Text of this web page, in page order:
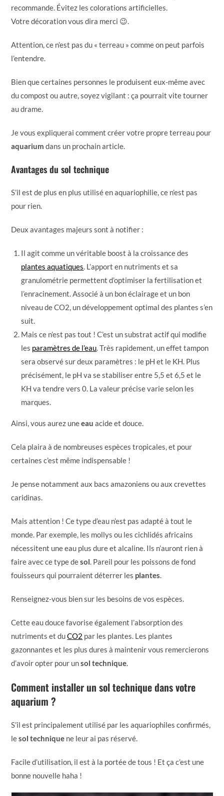
recommande. Évitez les colorations artificielles.
Votre décoration vous dira merci 😉.
Attention, ce n’est pas du « terreau » comme on peut parfois
l’entendre.
Bien que certaines personnes le produisent eux-même avec
du compost ou autre, soyez vigilant : ça pourrait vite tourner
au drame.
Je vous expliquerai comment créer votre propre terreau pour
aquarium dans un prochain article.
Avantages du sol technique
S’il est de plus en plus utilisé en aquariophilie, ce n’est pas
pour rien.
Deux avantages majeurs sont à notifier :
Il agit comme un véritable boost à la croissance des
plantes aquatiques. L’apport en nutriments et sa
granulométrie permettent d’optimiser la fertilisation et
l’enracinement. Associé à un bon éclairage et un bon
niveau de CO2, un développement optimal des plantes s’en
suit.
Mais ce n’est pas tout ! C’est un substrat actif qui modifie
les paramètres de l’eau. Très rapidement, un effet tampon
sera observé sur deux paramètres : le pH et le KH. Plus
précisément, le pH va se stabiliser entre 5,5 et 6,5 et le
KH va tendre vers 0. La valeur précise varie selon les
marques.
Ainsi, vous aurez uneeau acide et douce.
Cela plaira à de nombreuses espèces tropicales, et pour
certaines c’est même indispensable !
Je pense notamment aux bacs amazoniens ou aux crevettes
caridinas.
Mais attention ! Ce type d’eau n’est pas adapté à tout le
monde. Par exemple, les mollys ou les cichlidés africains
nécessitent une eau plus dure et alcaline. Ils n’auront rien à
faire avec ce type desol. Pareil pour les poissons de fond
fouisseurs qui pourraient déterrer les plantes.
Renseignez-vous bien sur les besoins de vos espèces.
Cette eau douce favorise également l’absorption des
nutriments et duCO2 par les plantes. Les plantes
gazonnantes et les plus dures à maintenir vous remercierons
d’avoir opter pour unsol technique.
Comment installer un sol technique dans votre
aquarium ?
S’il est principalement utilisé par les aquariophiles confirmés,
lesol technique ne leur ai pas réservé.
Facile d’utilisation, il est à la portée de tous ! Et ça c’est une
bonne nouvelle haha !